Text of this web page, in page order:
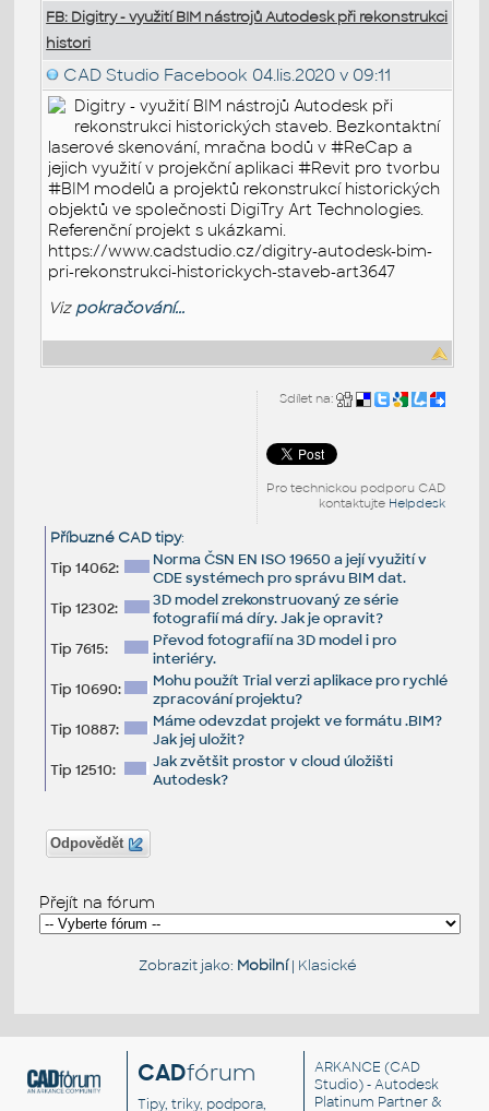
FB: Digitry - využití BIM nástrojů Autodesk při rekonstrukci
histori
CAD Studio Facebook 04.lis.2020 v 09:11
Digitry - využití BIM nástrojů Autodesk při
rekonstrukci historických staveb. Bezkontaktní
laserové skenování, mračna bodů v #ReCap a
jejich využití v projekční aplikaci #Revit pro tvorbu
#BIM modelů a projektů rekonstrukcí historických
objektů ve společnosti DigiTry Art Technologies.
Referenční projekt s ukázkami.
https://www.cadstudio.cz/digitry-autodesk-bim-
pri-rekonstrukci-historickych-staveb-art3647
Viz pokračování...
Sdílet na:
Pro technickou podporu CAD
kontaktujte Helpdesk
Příbuzné CAD tipy:
Tip 14062:
Norma ČSN EN ISO 19650 a její využití v
CDE systémech pro správu BIM dat.
Tip 12302:
3D model zrekonstruovaný ze série
fotografií má díry. Jak je opravit?
Tip 7615:
Převod fotografií na 3D model i pro
interiéry.
Tip 10690:
Mohu použít Trial verzi aplikace pro rychlé
zpracování projektu?
Tip 10887:
Máme odevzdat projekt ve formátu .BIM?
Jak jej uložit?
Tip 12510:
Jak zvětšit prostor v cloud úložišti
Autodesk?
Odpovědět
Přejít na fórum
Zobrazit jako: Mobilní| Klasické
CADfórum
Tipy, triky, podpora,
ARKANCE (CAD
Studio) - Autodesk
Platinum Partner &